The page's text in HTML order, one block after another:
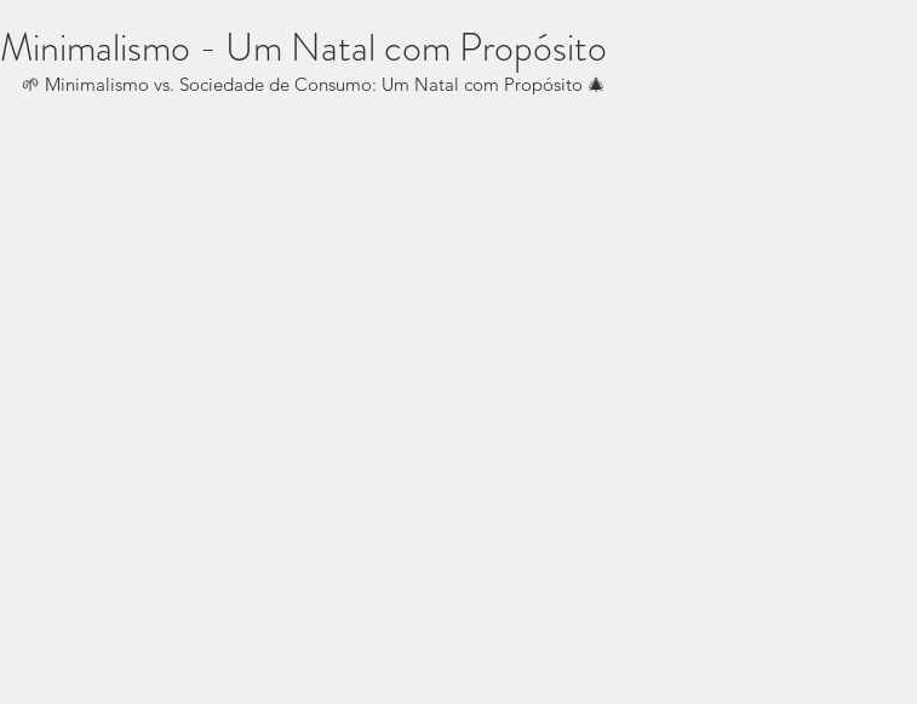
Minimalismo - Um Natal com Propósito
🌱 Minimalismo vs. Sociedade de Consumo: Um Natal com Propósito 🎄